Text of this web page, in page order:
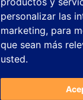
personalizar las
marketing, para
que sean más
usted.